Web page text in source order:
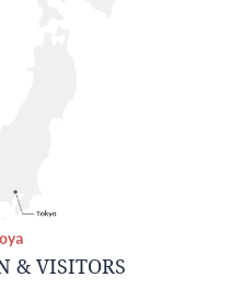
& VISITORS